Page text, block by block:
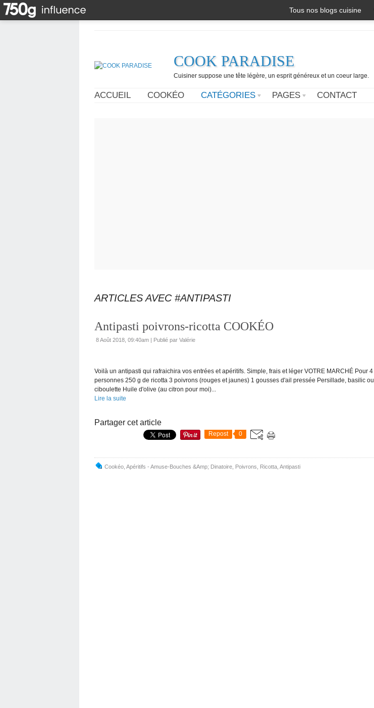
Tous nos blogs cuisine
COOK PARADISE
Cuisiner suppose une tête légère, un esprit généreux et un coeur large.
ACCUEIL COOKÉO CATÉGORIES PAGES CONTACT
ARTICLES AVEC #ANTIPASTI
Antipasti poivrons-ricotta COOKÉO
8 Août 2018, 09:40am | Publié par Valérie
Voilà un antipasti qui rafraichira vos entrées et apéritifs. Simple, frais et léger VOTRE MARCHÉ Pour 4
personnes 250 g de ricotta 3 poivrons (rouges et jaunes) 1 gousses d'ail pressée Persillade, basilic ou
ciboulette Huile d'olive (au citron pour moi)...
Lire la suite
Partager cet article
Repost 0
Cookéo Apéritifs - Amuse-Bouches &Amp; Dinatoire Poivrons Ricotta Antipasti